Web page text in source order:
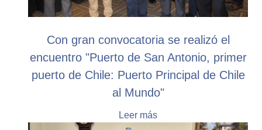
Con gran convocatoria se realizó el
encuentro "Puerto de San Antonio, primer
puerto de Chile: Puerto Principal de Chile
al Mundo"
Leer más